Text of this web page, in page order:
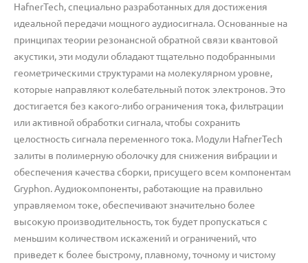
HafnerTech, специально разработанных для достижения
идеальной передачи мощного аудиосигнала. Основанные на
принципах теории резонансной обратной связи квантовой
акустики, эти модули обладают тщательно подобранными
геометрическими структурами на молекулярном уровне,
которые направляют колебательный поток электронов. Это
достигается без какого-либо ограничения тока, фильтрации
или активной обработки сигнала, чтобы сохранить
целостность сигнала переменного тока. Модули HafnerTech
залиты в полимерную оболочку для снижения вибрации и
обеспечения качества сборки, присущего всем компонентам
Gryphon. Аудиокомпоненты, работающие на правильно
управляемом токе, обеспечивают значительно более
высокую производительность, ток будет пропускаться с
меньшим количеством искажений и ограничений, что
приведет к более быстрому, плавному, точному и чистому